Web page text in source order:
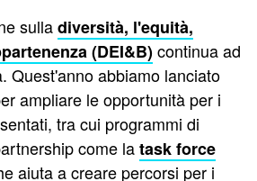
sulladiversità, l'equità,
(DEI&B)continua ad
Quest'anno abbiamo lanciato
ampliare le opportunità per i
tra cui programmi di
come latask force
aiuta a creare percorsi per i